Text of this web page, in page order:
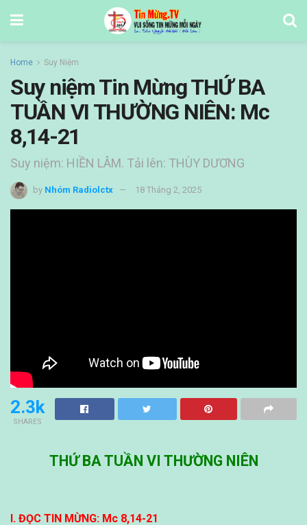
Home Suy Niệm
Suy niệm Tin Mừng THỨ BA
TUẦN VI THƯỜNG NIÊN: Mc
8,14-21
Suy niệm: HIỀN LÂM. Tải lên: THÙY DƯƠNG
by Nhóm Radiolctx 18 Tháng 2, 2025
2.3k
SHARES
THỨ BA TUẦN VI THƯỜNG NIÊN
I. ĐỌC TIN MỪNG: Mc 8,14-21